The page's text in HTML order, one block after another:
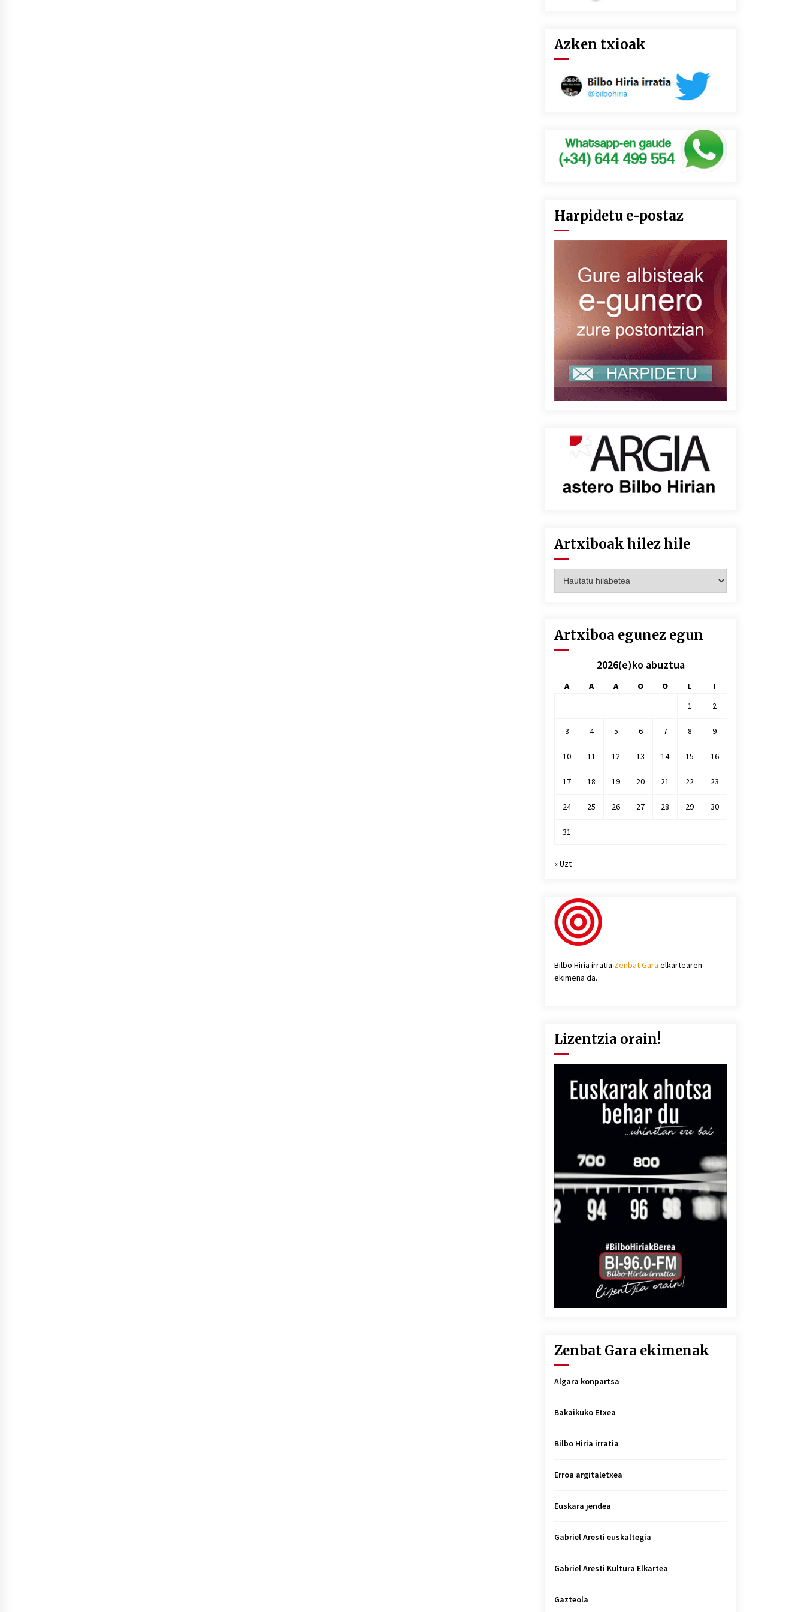
Azken txioak
Harpidetu e-postaz
Artxiboak hilez hile
hilez
Artxiboa egunez egun
2026(e)ko abuztua
A A A O O L
I
1
2
3 4 5 6 7 8 9
10 11 12 13 14 15 16
17 18 19 20 21 22 23
24 25 26 27 28 29 30
31
« Uzt
Bilbo Hiria irratia Zenbat Gara elkartearen
ekimena da.
Lizentzia orain!
Zenbat Gara ekimenak
Algara konpartsa
Bakaikuko Etxea
Bilbo Hiria irratia
Erroa argitaletxea
Euskara jendea
Gabriel Aresti euskaltegia
Gabriel Aresti Kultura Elkartea
Gazteola